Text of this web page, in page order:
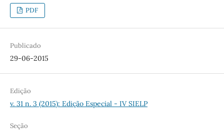
PDF
Publicado
29-06-2015
Edição
v. 31 n. 3 (2015): Edição Especial - IV SIELP
Seção